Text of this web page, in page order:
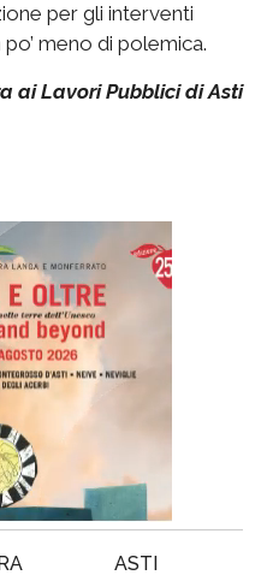
per gli interventi
meno di polemica.
ai Lavori Pubblici di Asti
ASTI